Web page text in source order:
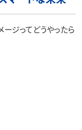
ジってどうやったら